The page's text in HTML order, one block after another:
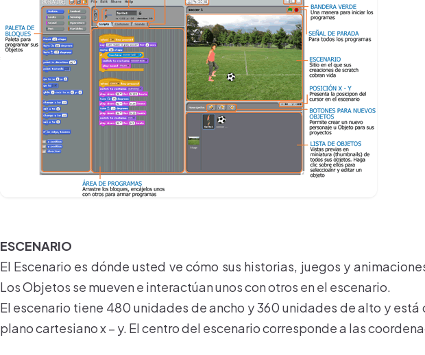
ESCENARIO
El Escenario es dónde usted ve cómo sus historias, juegos y
Los Objetos se mueven e interactúan unos con otros en el escenario.
El escenario tiene 480 unidades de ancho y 360 unidades de alto y está
plano cartesiano x – y. El centro del escenario corresponde a las